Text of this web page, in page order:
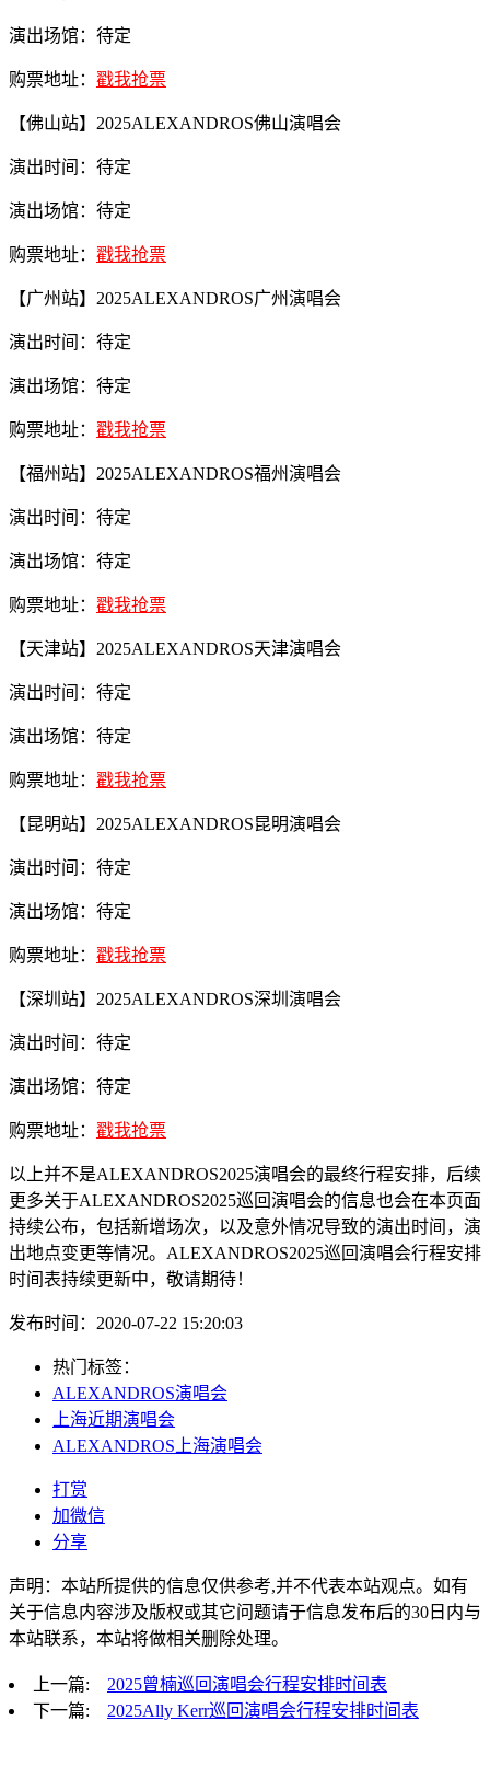
演出场馆：待定
购票地址： 戳我抢票
【佛山站】2025ALEXANDROS佛山演唱会
演出时间：待定
演出场馆：待定
购票地址： 戳我抢票
【广州站】2025ALEXANDROS广州演唱会
演出时间：待定
演出场馆：待定
购票地址： 戳我抢票
【福州站】2025ALEXANDROS福州演唱会
演出时间：待定
演出场馆：待定
购票地址： 戳我抢票
【天津站】2025ALEXANDROS天津演唱会
演出时间：待定
演出场馆：待定
购票地址： 戳我抢票
【昆明站】2025ALEXANDROS昆明演唱会
演出时间：待定
演出场馆：待定
购票地址： 戳我抢票
【深圳站】2025ALEXANDROS深圳演唱会
演出时间：待定
演出场馆：待定
购票地址： 戳我抢票
以上并不是ALEXANDROS2025演唱会的最终行程安排，后续
更多关于ALEXANDROS2025巡回演唱会的信息也会在本页面
持续公布，包括新增场次，以及意外情况导致的演出时间，演
出地点变更等情况。ALEXANDROS2025巡回演唱会行程安排
时间表持续更新中，敬请期待！
发布时间：2020-07-22 15:20:03
热门标签：
ALEXANDROS演唱会
上海近期演唱会
ALEXANDROS上海演唱会
打赏
加微信
分享
声明：本站所提供的信息仅供参考,并不代表本站观点。如有
关于信息内容涉及版权或其它问题请于信息发布后的30日内与
本站联系，本站将做相关删除处理。
上一篇: 2025曾楠巡回演唱会行程安排时间表
下一篇: 2025Ally Kerr巡回演唱会行程安排时间表